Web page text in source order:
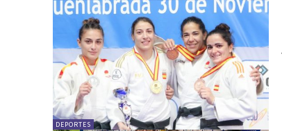
DEPORTES